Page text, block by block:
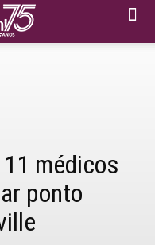
médicos
ponto